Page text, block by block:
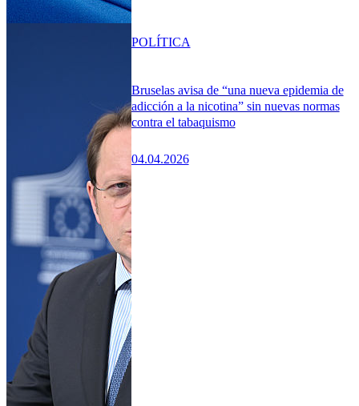
Bruselas avisa de “una nueva epidemia de
adicción a la nicotina” sin nuevas normas
contra el tabaquismo
04.04.2026
POLÍTICA